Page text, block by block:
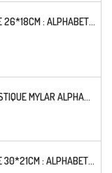
POCHOIR PLASTIQUE 26*18CM : ALPHABET (03)
POCHOIR A4 EN PLASTIQUE MYLAR ALPHABET LETTRE TYPO CHARLEMAGNE 28 MM
POCHOIR PLASTIQUE 30*21CM : ALPHABET (03)